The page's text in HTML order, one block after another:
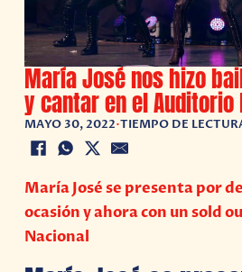
María José nos hizo
y cantar en el Auditorio
MAYO 30, 2022•TIEMPO DE
María José se presenta por
ocasión y ahora con un sold
Nacional